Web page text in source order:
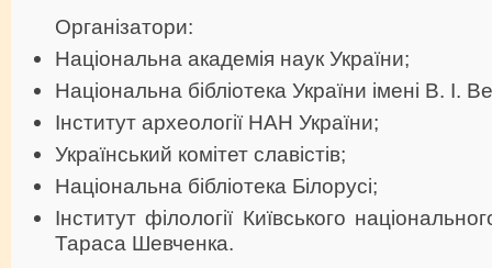
Організатори:
Національна академія наук України;
Національна бібліотека України імені В. І.
Інститут археології НАН України;
Український комітет славістів;
Національна бібліотека Білорусі;
Інститут філології Київського
Тараса Шевченка.